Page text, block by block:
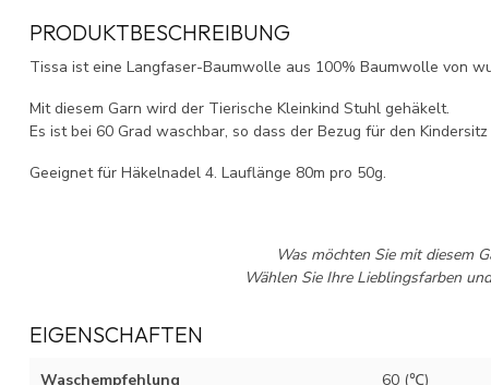
PRODUKTBESCHREIBUNG
Tissa ist eine Langfaser-Baumwolle aus 100% Baumwolle von
Mit diesem Garn wird der Tierische Kleinkind Stuhl gehäkelt.
Es ist bei 60 Grad waschbar, so dass der Bezug für den
Geeignet für Häkelnadel 4. Lauflänge 80m pro 50g.
Was möchten Sie mit diesem
Wählen Sie Ihre Lieblingsfarben und
EIGENSCHAFTEN
Waschempfehlung 60 (℃)